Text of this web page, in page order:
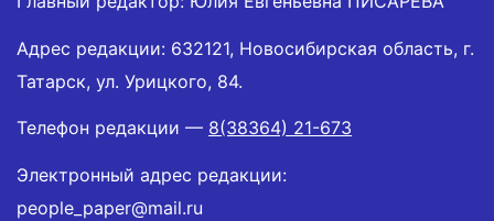
Адрес редакции: 632121, Новосибирская область, г.
Татарск, ул. Урицкого, 84.
Телефон редакции — 8(38364) 21-673
Электронный адрес редакции:
people_paper@mail.ru